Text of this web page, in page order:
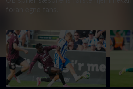
foran egne fans.